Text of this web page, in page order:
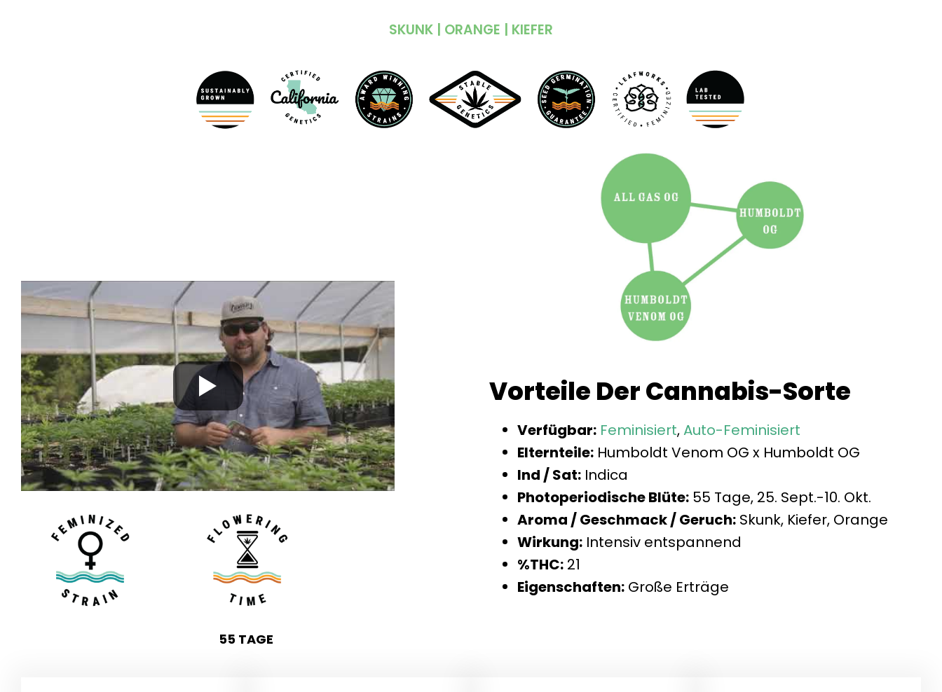
SKUNK | ORANGE | KIEFER
55 TAGE
Vorteile Der Cannabis-Sorte
Verfügbar: Feminisiert,Auto-Feminisiert
Elternteile:Humboldt Venom OG x Humboldt OG
Ind / Sat:Indica
Photoperiodische Blüte:55 Tage, 25. Sept.-10. Okt.
Aroma / Geschmack / Geruch:Skunk, Kiefer, Orange
Wirkung:Intensiv entspannend
%THC:21
Eigenschaften:Große Erträge